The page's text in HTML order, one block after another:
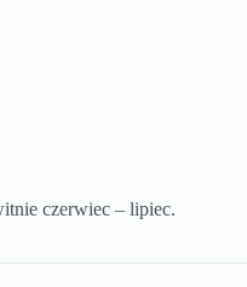
czerwiec – lipiec.